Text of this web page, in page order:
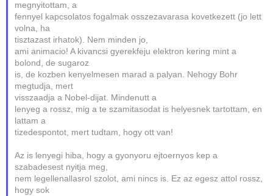
megnyitottam, a
fennyel kapcsolatos fogalmak osszezavarasa kovetkezett (jo lett
volna, ha
tisztazast irhatok). Nem minden jo,
ami animacio! A kivancsi gyerekfeju elektron kering mint a
bolond, de sugaroz
is, de kozben kenyelmesen marad a palyan. Nehogy Bohr
megtudja, mert
visszaadja a Nobel-dijat. Mindenutt a
lenyeg a rossz, mig a te szamitasodat is helyesnek tartottam, en
lattam a
tizedespontot, mert tudtam, hogy ott van!
Az is lenyegi hiba, hogy a gyonyoru ejtoernyos kep a
szabadesest nyitja meg,
nem legellenallasrol szolot, ami nincs is. Ez az egesz attol rossz,
hogy sok